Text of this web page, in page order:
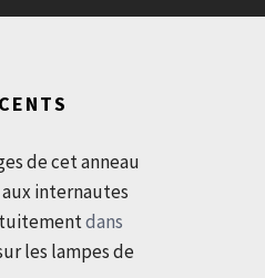
de cet anneau
internautes
dans
les lampes de